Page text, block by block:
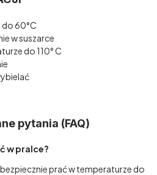
60°C
w suszarce
do 110° C
pytania (FAQ)
w pralce?
bezpiecznie prać w temperaturze do